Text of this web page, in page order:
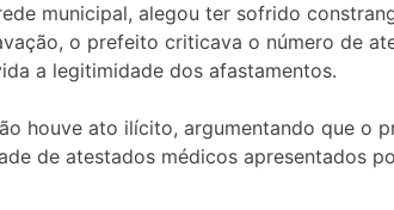
municipal, alegou ter sofrido
o prefeito criticava o número de
a legitimidade dos afastamentos.
houve ato ilícito, argumentando que o
de atestados médicos apresentados